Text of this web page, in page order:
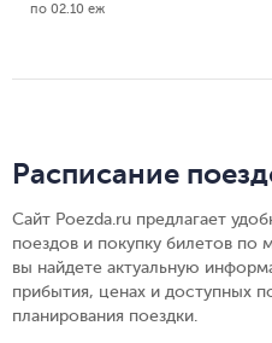
по 02.10 еж
Расписание
Сайт Poezda.ru предлагает
поездов и покупку билетов по
вы найдете актуальную
прибытия, ценах и доступных
планирования поездки.